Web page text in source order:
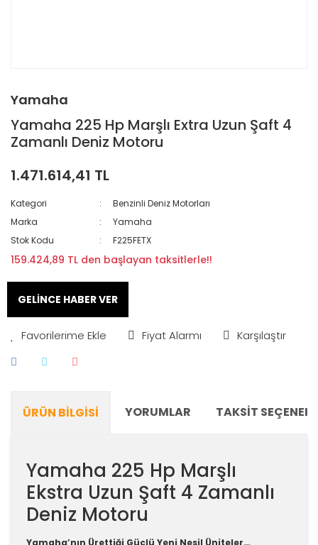
Yamaha
Yamaha 225 Hp Marşlı Extra Uzun Şaft 4
Zamanlı Deniz Motoru
1.471.614,41 TL
Kategori
Benzinli Deniz Motorları
Marka
Yamaha
Stok Kodu
F225FETX
159.424,89 TL den başlayan taksitlerle!!
GELİNCE HABER VER
Fiyat Alarmı Karşılaştır
ÜRÜN BILGISI YORUMLAR TAKSIT
Yamaha 225 Hp Marşlı
Ekstra Uzun Şaft 4 Zamanlı
Deniz Motoru
Yamaha’nın Ürettiği Güçlü Yeni Nesil Üniteler…